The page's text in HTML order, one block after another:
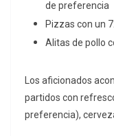
de preferencia
Pizzas con un
Alitas de pollo
Los aficionados
partidos con
preferencia),